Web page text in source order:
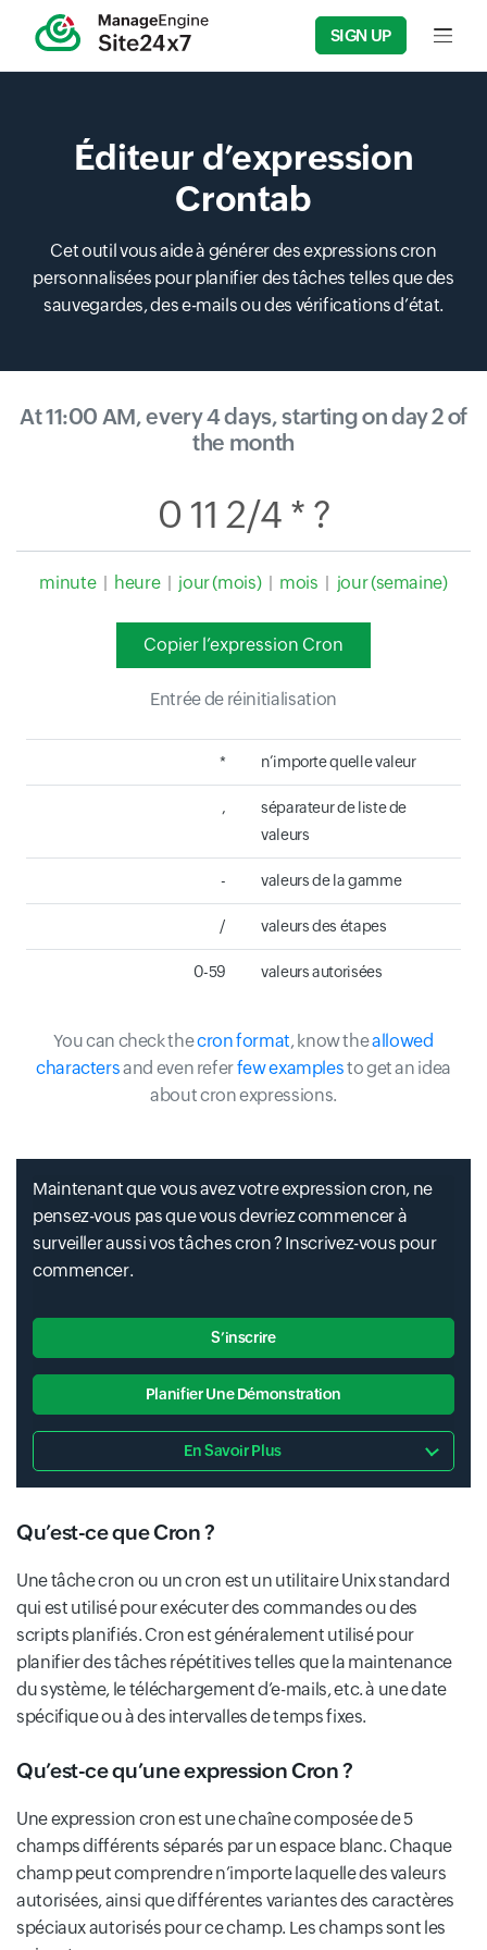
SIGN UP Input
Éditeur d’expression
Crontab
Cet outil vous aide à générer des expressions cron
personnalisées pour planifier des tâches telles que des
sauvegardes, des e-mails ou des vérifications d’état.
At 11:00 AM, every 4 days, starting on day 2 of
the month
minute | heure | jour (mois) | mois | jour (semaine)
Copier l’expression Cron
Entrée de réinitialisation
* n’importe quelle valeur
,
séparateur de liste de
valeurs
- valeurs de la gamme
/ valeurs des étapes
0-59 valeurs autorisées
You can check thecron format, know theallowed
charactersand even referfew examplesto get an idea
about cron expressions.
Maintenant que vous avez votre expression cron, ne
pensez-vous pas que vous devriez commencer à
surveiller aussi vos tâches cron ? Inscrivez-vous pour
commencer.
S’inscrire
Planifier Une Démonstration
En Savoir Plus
Qu’est-ce que Cron ?
Une tâche cron ou un cron est un utilitaire Unix standard
qui est utilisé pour exécuter des commandes ou des
scripts planifiés. Cron est généralement utilisé pour
planifier des tâches répétitives telles que la maintenance
du système, le téléchargement d’e-mails, etc. à une date
spécifique ou à des intervalles de temps fixes.
Qu’est-ce qu’une expression Cron ?
Une expression cron est une chaîne composée de 5
champs différents séparés par un espace blanc. Chaque
champ peut comprendre n’importe laquelle des valeurs
autorisées, ainsi que différentes variantes des caractères
spéciaux autorisés pour ce champ. Les champs sont les